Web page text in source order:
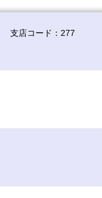
支店コード：277